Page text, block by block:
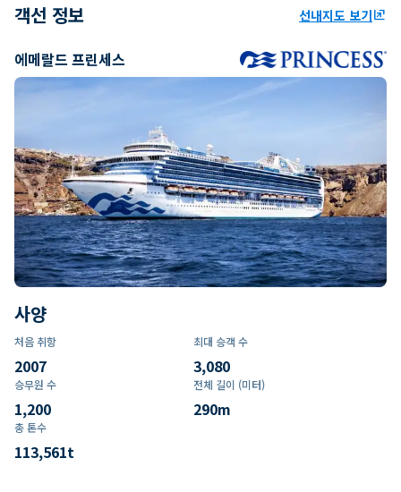
객선 정보 선내지도 보기ungroup
에메랄드 프린세스
사양
처음 취항
2007
최대 승객 수
3,080
승무원 수
1,200
전체 길이 (미터)
290m
총 톤수
113,561t